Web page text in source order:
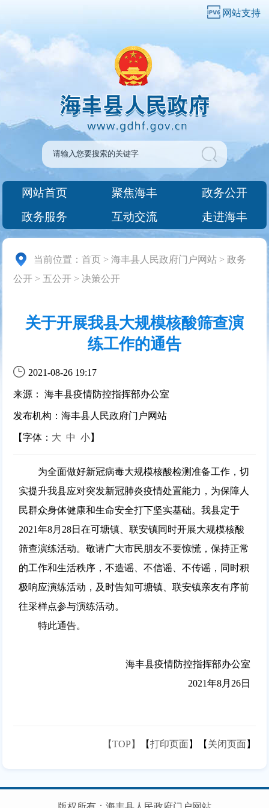
网站支持
网站首页 聚焦海丰
政务公开
政务服务
互动交流 走进海丰
当前位置：首页 >海丰县人民政府门户网站 >政务
公开 > 五公开 > 决策公开
关于开展我县大规模核酸筛查演
练工作的通告
2021-08-26 19:17
来源： 海丰县疫情防控指挥部办公室
发布机构：海丰县人民政府门户网站
【字体： 大 中 小】
为全面做好新冠病毒大规模核酸检测准备工作，切
实提升我县应对突发新冠肺炎疫情处置能力，为保障人
民群众身体健康和生命安全打下坚实基础。我县定于
2021年8月28日在可塘镇、联安镇同时开展大规模核酸
筛查演练活动。敬请广大市民朋友不要惊慌，保持正常
的工作和生活秩序，不造谣、不信谣、不传谣，同时积
极响应演练活动，及时告知可塘镇、联安镇亲友有序前
往采样点参与演练活动。
特此通告。
海丰县疫情防控指挥部办公室
2021年8月26日
【TOP】 【打印页面】【 关闭页面】